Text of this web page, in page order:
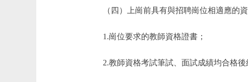
（四）上崗前具有與招聘崗位相適應的資
1.崗位要求的教師資格證書；
2.教師資格考試筆試、面試成績均合格後